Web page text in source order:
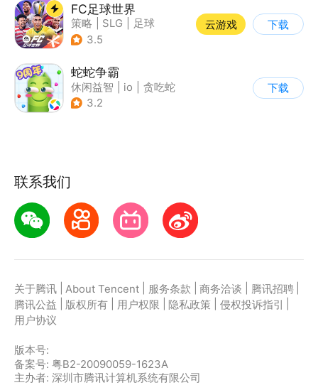
FC足球世界
策略 SLG
足球
| 端游移植
3.5
云游戏 下载
蛇蛇争霸
休闲益智 io
贪吃蛇
| 白日梦
3.2
下载
联系我们
关于腾讯 About Tencent 服务条款 商务洽谈 腾讯招聘
腾讯公益
版权所有 用户权限 隐私政策 侵权投诉指引
用户协议
版本号:
备案号: 粤B2-20090059-1623A
主办者: 深圳市腾讯计算机系统有限公司